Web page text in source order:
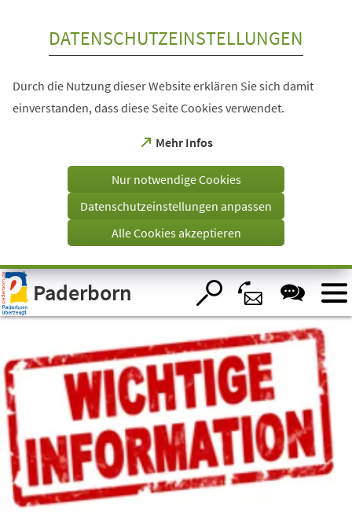
Visuelle
Assistenzsoftware
öffnen.
DATENSCHUTZEINSTELLUNGEN
Durch die Nutzung dieser Website erklären Sie sich damit
einverstanden, dass diese Seite Cookies verwendet.
Mehr Infos
(Öffnet
einem
Tab)
Nur notwendige Cookies
Datenschutzeinstellungen anpassen
Alle Cookies akzeptieren
Paderborn